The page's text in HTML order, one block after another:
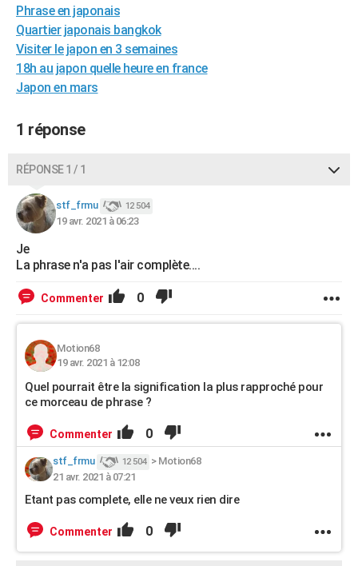
Art de vivre
Bien-être
Loisirs
Mode
Modes de vie
SANTE
Alimentation
Guide de la santé
Maladies
Médicaments
Sommeil
VOYAGE
Destinations
City break
Voyage nature
Voyage de noces
Forum
Climat
+PHOTO
BONS PLANS
CARTE DE VOEUX
Carte de Noël
Carte Bonne année
Carte Saint-Valentin
Carte Pâques
Carte d'anniversaire
DICTIONNAIRE
Dictionnaire
Biographies
Citations
Expressions
Proverbes
COPAINS D'AVANT
S'inscrire
Se connecter
Lycées
Collèges
Primaires
Universités
Entreprises
Service militaire
Avis de recherche
AVIS DE DÉCÈS
Bricolage
Lifestyle
Culture
Sport
Auto
Television
Voyage
Cinema
Phrase en japonais
Quartier japonais bangkok
Visiter le japon en 3 semaines
18h au japon quelle heure en france
Japon en mars
1 réponse
RÉPONSE 1 / 1
stf_frmu 12 504
19 avr. 2021 à 06:23
Je
La phrase n'a pas l'air complète....
Commenter 0
Motion68
19 avr. 2021 à 12:08
Quel pourrait être la signification la plus rapproché pour
ce morceau de phrase ?
Commenter 0
stf_frmu 12 504 > Motion68
21 avr. 2021 à 07:21
Etant pas complete, elle ne veux rien dire
Commenter 0